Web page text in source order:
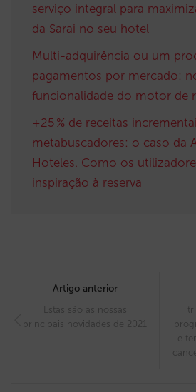
serviço integral para
da Sarai no seu hotel
Multi-adquirência ou um
pagamentos por mercado:
funcionalidade do motor de
+25 % de receitas
metabuscadores: o caso da
Hoteles. Como os
inspiração à reserva
navigation
Artigo anterior
Estas são as nossas
principais novidades de 2021
e